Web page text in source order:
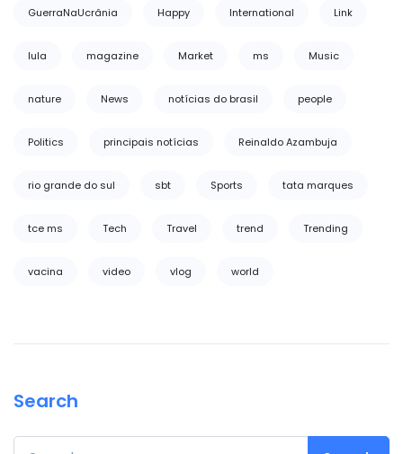
GuerraNaUcrânia Happy International Link
lula magazine Market ms Music
nature News notícias do brasil people
Politics principais notícias Reinaldo Azambuja
rio grande do sul sbt Sports tata marques
tce ms Tech Travel trend Trending
vacina video vlog world
Search
Search for: